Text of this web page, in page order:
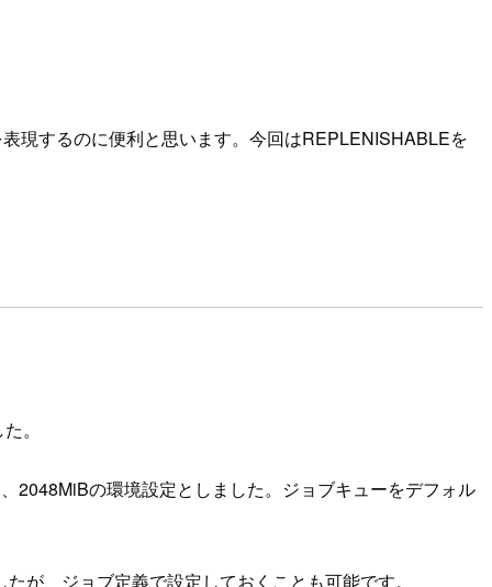
現するのに便利と思います。今回はREPLENISHABLEを
。
2048MiBの環境設定としました。ジョブキューをデフォル
が、ジョブ定義で設定しておくことも可能です。